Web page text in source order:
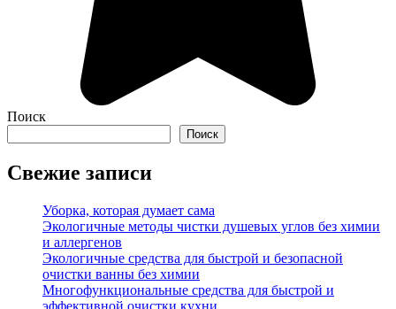
Поиск
Поиск
Свежие записи
Уборка, которая думает сама
Экологичные методы чистки душевых углов без химии
и аллергенов
Экологичные средства для быстрой и безопасной
очистки ванны без химии
Многофункциональные средства для быстрой и
эффективной очистки кухни